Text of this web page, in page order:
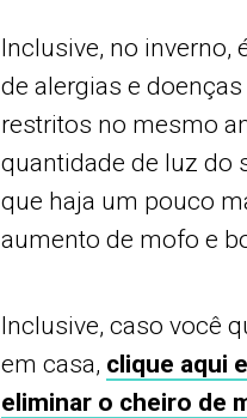
Inclusive, no inverno,
de alergias e
restritos no mesmo
quantidade de luz do
que haja um pouco
aumento de mofo e
Inclusive, caso você
em casa, clique aqui
eliminar o cheiro de